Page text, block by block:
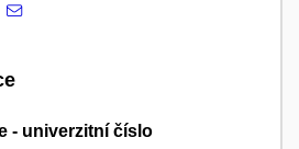
- univerzitní číslo